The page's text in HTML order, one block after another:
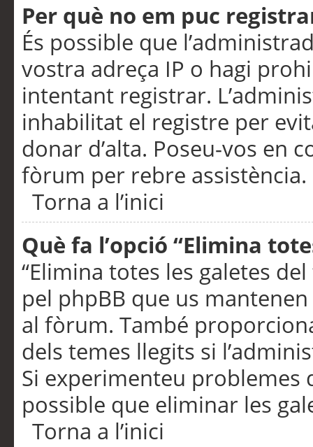
Per què no em puc
És possible que
vostra adreça IP o hagi
intentant registrar.
inhabilitat el registre per
donar d’alta. Poseu-vos en
fòrum per rebre assistència.
Torna a l’inici
Què fa l’opció “Elimina
“Elimina totes les galetes
pel phpBB que us
al fòrum. També
dels temes llegits si
Si experimenteu problemes
possible que eliminar les
Torna a l’inici